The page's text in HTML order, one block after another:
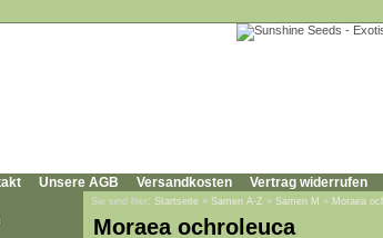
Unsere AGB Versandkosten Vertrag widerrufen
Sie sind hier: Startseite » Samen A-Z » Samen M » Moraea
Moraea ochroleuca